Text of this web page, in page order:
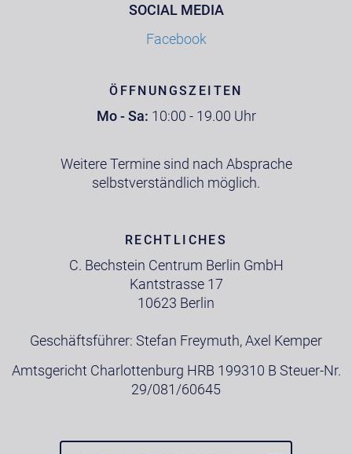
SOCIAL MEDIA
Facebook
ÖFFNUNGSZEITEN
Mo - Sa: 10:00 - 19.00 Uhr
Weitere Termine sind nach Absprache
selbstverständlich möglich.
RECHTLICHES
C. Bechstein Centrum Berlin GmbH
Kantstrasse 17
10623 Berlin
Geschäftsführer: Stefan Freymuth, Axel Kemper
Amtsgericht Charlottenburg HRB 199310 B Steuer-Nr.
29/081/60645